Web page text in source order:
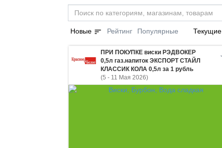
Новые sort Рейтинг Популярные Текущие
ПРИ ПОКУПКЕ виски РЭДВОКЕР
0,5л газ.напиток ЭКСПОРТ СТАЙЛ
КЛАССИК КОЛА 0,5л за 1 рубль
(5 - 11 Мая 2026)